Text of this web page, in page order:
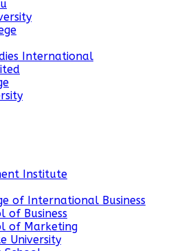
International
Institute
of International Business
of Business
of Marketing
University